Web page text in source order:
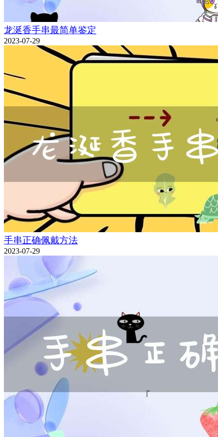
龙涎香手串最简单鉴定
2023-07-29
手串正确佩戴方法
2023-07-29